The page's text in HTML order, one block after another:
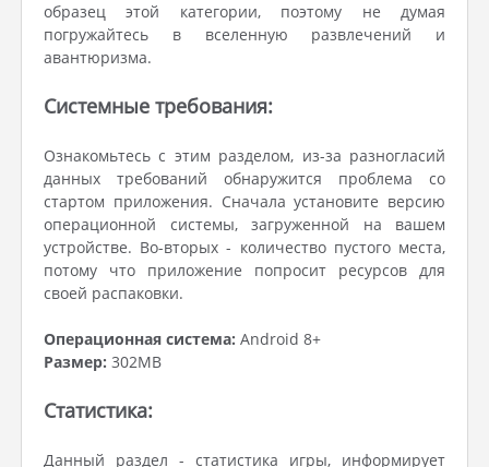
образец этой категории, поэтому не думая
погружайтесь в вселенную развлечений и
авантюризма.
Системные требования:
Ознакомьтесь с этим разделом, из-за разногласий
данных требований обнаружится проблема со
стартом приложения. Сначала установите версию
операционной системы, загруженной на вашем
устройстве. Во-вторых - количество пустого места,
потому что приложение попросит ресурсов для
своей распаковки.
Операционная система: Android 8+
Размер: 302MB
Статистика:
Данный раздел - статистика игры, информирует